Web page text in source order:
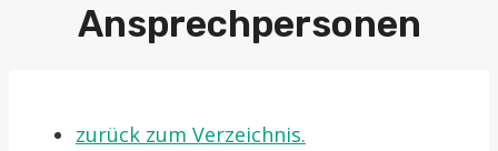
Ansprechpersonen
zurück zum Verzeichnis.